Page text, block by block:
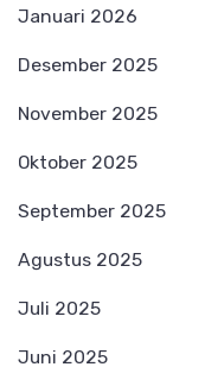
Januari 2026
Desember 2025
November 2025
Oktober 2025
September 2025
Agustus 2025
Juli 2025
Juni 2025